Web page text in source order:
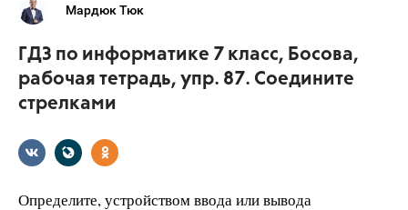
Мардюк Тюк
ГДЗ по информатике 7 класс, Босова,
рабочая тетрадь, упр. 87. Соедините
стрелками
Определите, устройством ввода или вывода